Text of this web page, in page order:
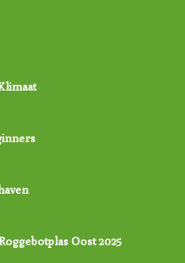
Oost 2025